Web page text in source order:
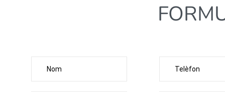
Deixeu aquest camp